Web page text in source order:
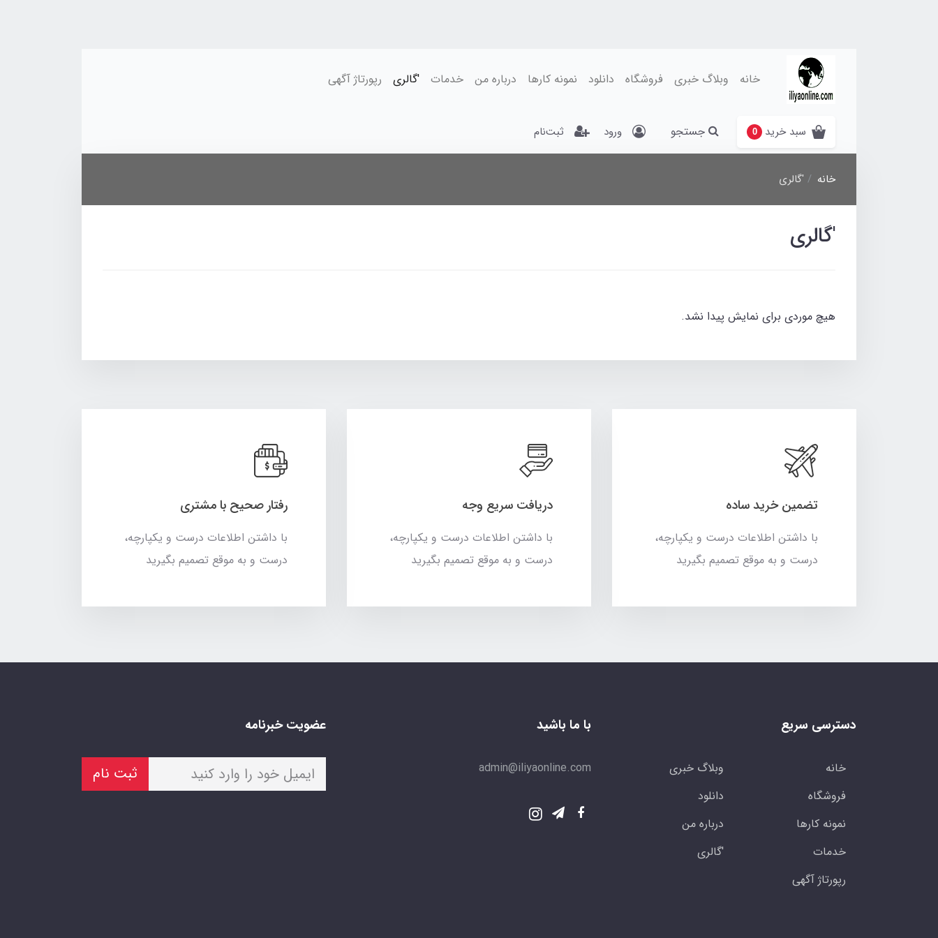
خانه وبلاگ خبری فروشگاه دانلود نمونه کارها درباره من خدمات 'گالری رپورتاژ آگهی
سبد خرید 0 جستجو ورود ثبت‌نام
خانه 'گالری
'گالری
هیچ موردی برای نمایش پیدا نشد.
تضمین خرید ساده
با داشتن اطلاعات درست و یکپارچه،
درست و به موقع تصمیم بگیرید
دریافت سریع وجه
با داشتن اطلاعات درست و یکپارچه،
درست و به موقع تصمیم بگیرید
رفتار صحیح با مشتری
با داشتن اطلاعات درست و یکپارچه،
درست و به موقع تصمیم بگیرید
دسترسی سریع
خانه
وبلاگ خبری
فروشگاه
دانلود
نمونه کارها
درباره من
خدمات
'گالری
رپورتاژ آگهی
با ما باشید
admin@iliyaonline.com
عضویت خبرنامه
ثبت نام